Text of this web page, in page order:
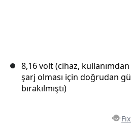
8,16 volt (cihaz,
şarj olması için doğrudan
bırakılmıştı)